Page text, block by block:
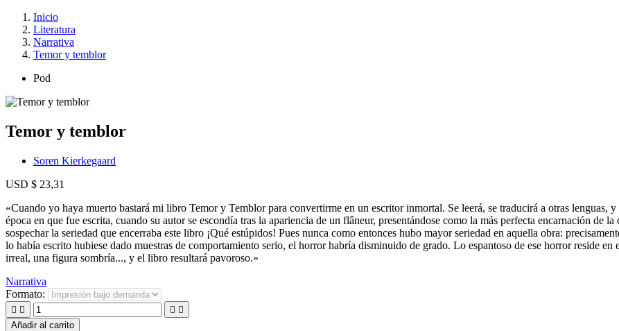
Inicio
Literatura
Narrativa
Temor y temblor
Pod
Temor y temblor
Soren Kierkegaard
USD $ 23,31
«Cuando yo haya muerto bastará mi libro Temor y Temblor para convertirme en un escritor inmortal. Se leerá, se traducirá a otras lenguas,
época en que fue escrita, cuando su autor se escondía tras la apariencia de un flâneur, presentándose como la más perfecta encarnación
sospechar la seriedad que encerraba este libro ¡Qué estúpidos! Pues nunca como entonces hubo mayor seriedad en aquella obra:
lo había escrito hubiese dado muestras de comportamiento serio, el horror habría disminuido de grado. Lo espantoso de ese horror reside en
irreal, una figura sombría..., y el libro resultará pavoroso.»
Narrativa
Formato:
   
Añadir al carrito